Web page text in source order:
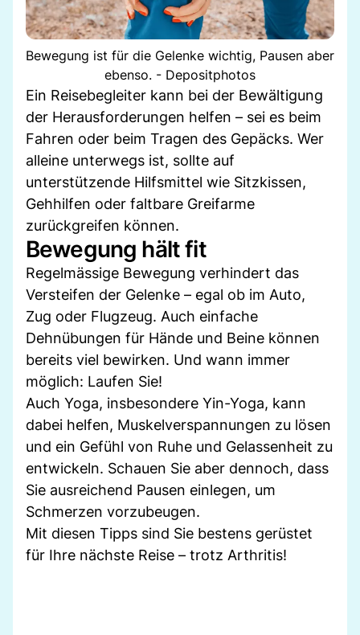
Bewegung ist für die Gelenke wichtig, Pausen aber
ebenso. - Depositphotos
Ein Reisebegleiter kann bei der Bewältigung
der Herausforderungen helfen – sei es beim
Fahren oder beim Tragen des Gepäcks. Wer
alleine unterwegs ist, sollte auf
unterstützende Hilfsmittel wie Sitzkissen,
Gehhilfen oder faltbare Greifarme
zurückgreifen können.
Bewegung hält fit
Regelmässige Bewegung verhindert das
Versteifen der Gelenke – egal ob im Auto,
Zug oder Flugzeug. Auch einfache
Dehnübungen für Hände und Beine können
bereits viel bewirken. Und wann immer
möglich: Laufen Sie!
Auch Yoga, insbesondere Yin-Yoga, kann
dabei helfen, Muskelverspannungen zu lösen
und ein Gefühl von Ruhe und Gelassenheit zu
entwickeln. Schauen Sie aber dennoch, dass
Sie ausreichend Pausen einlegen, um
Schmerzen vorzubeugen.
Mit diesen Tipps sind Sie bestens gerüstet
für Ihre nächste Reise – trotz Arthritis!